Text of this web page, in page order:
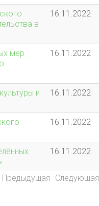
в
16.11.2022
мер
16.11.2022
и
16.11.2022
16.11.2022
16.11.2022
Предыдущая
Следующая